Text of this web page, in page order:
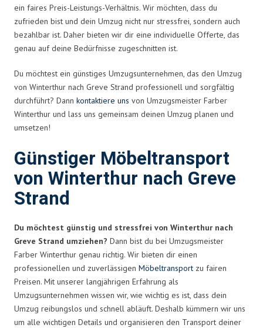
ein faires Preis-Leistungs-Verhältnis. Wir möchten, dass du
zufrieden bist und dein Umzug nicht nur stressfrei, sondern auch
bezahlbar ist. Daher bieten wir dir eine individuelle Offerte, das
genau auf deine Bedürfnisse zugeschnitten ist.
Du möchtest ein günstiges Umzugsunternehmen, das den Umzug
von Winterthur nach Greve Strand professionell und sorgfältig
durchführt? Dann kontaktiere uns von Umzugsmeister Farber
Winterthur und lass uns gemeinsam deinen Umzug planen und
umsetzen!
Günstiger Möbeltransport
von Winterthur nach Greve
Strand
Du möchtest günstig und stressfrei von Winterthur nach
Greve Strand umziehen? Dann bist du bei Umzugsmeister
Farber Winterthur genau richtig. Wir bieten dir einen
professionellen und zuverlässigen Möbeltransport zu fairen
Preisen. Mit unserer langjährigen Erfahrung als
Umzugsunternehmen wissen wir, wie wichtig es ist, dass dein
Umzug reibungslos und schnell abläuft. Deshalb kümmern wir uns
um alle wichtigen Details und organisieren den Transport deiner